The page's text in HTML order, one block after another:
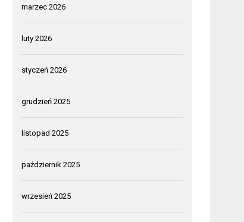
marzec 2026
luty 2026
styczeń 2026
grudzień 2025
listopad 2025
październik 2025
wrzesień 2025